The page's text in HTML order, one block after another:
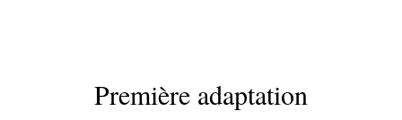
Première adaptation